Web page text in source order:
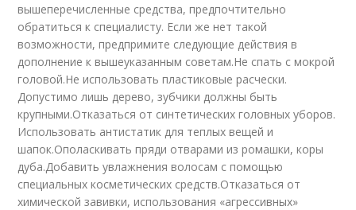
вышеперечисленные средства, предпочтительно
обратиться к специалисту. Если же нет такой
возможности, предпримите следующие действия в
дополнение к вышеуказанным советам.Не спать с мокрой
головой.Не использовать пластиковые расчески.
Допустимо лишь дерево, зубчики должны быть
крупными.Отказаться от синтетических головных уборов.
Использовать антистатик для теплых вещей и
шапок.Ополаскивать пряди отварами из ромашки, коры
дуба.Добавить увлажнения волосам с помощью
специальных косметических средств.Отказаться от
химической завивки, использования «агрессивных»